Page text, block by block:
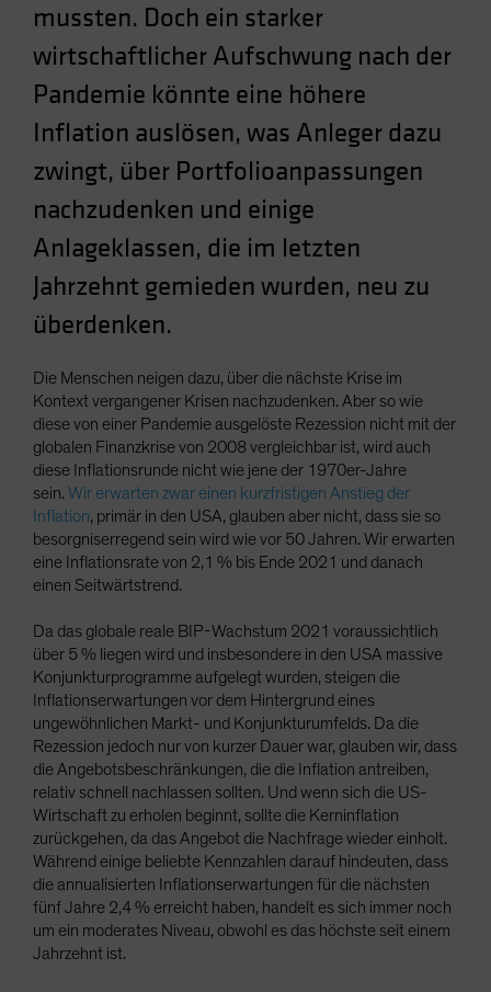
Switzerland
Taiwan - 台灣
US (Non-US Citizens/NRC)
mussten. Doch ein starker
wirtschaftlicher Aufschwung nach der
Pandemie könnte eine höhere
Inflation auslösen, was Anleger dazu
zwingt, über Portfolioanpassungen
nachzudenken und einige
Anlageklassen, die im letzten
Jahrzehnt gemieden wurden, neu zu
überdenken.
Die Menschen neigen dazu, über die nächste Krise im
Kontext vergangener Krisen nachzudenken. Aber so wie
diese von einer Pandemie ausgelöste Rezession nicht mit der
globalen Finanzkrise von 2008 vergleichbar ist, wird auch
diese Inflationsrunde nicht wie jene der 1970er-Jahre
sein. Wir erwarten zwar einen kurzfristigen Anstieg der
Inflation, primär in den USA, glauben aber nicht, dass sie so
besorgniserregend sein wird wie vor 50 Jahren. Wir erwarten
eine Inflationsrate von 2,1 % bis Ende 2021 und danach
einen Seitwärtstrend.
Da das globale reale BIP-Wachstum 2021 voraussichtlich
über 5 % liegen wird und insbesondere in den USA massive
Konjunkturprogramme aufgelegt wurden, steigen die
Inflationserwartungen vor dem Hintergrund eines
ungewöhnlichen Markt- und Konjunkturumfelds. Da die
Rezession jedoch nur von kurzer Dauer war, glauben wir, dass
die Angebotsbeschränkungen, die die Inflation antreiben,
relativ schnell nachlassen sollten. Und wenn sich die US-
Wirtschaft zu erholen beginnt, sollte die Kerninflation
zurückgehen, da das Angebot die Nachfrage wieder einholt.
Während einige beliebte Kennzahlen darauf hindeuten, dass
die annualisierten Inflationserwartungen für die nächsten
fünf Jahre 2,4 % erreicht haben, handelt es sich immer noch
um ein moderates Niveau, obwohl es das höchste seit einem
Jahrzehnt ist.